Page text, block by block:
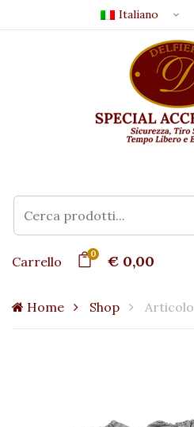
Italiano
Carrello 0 € 0,00
Home Shop Articolo